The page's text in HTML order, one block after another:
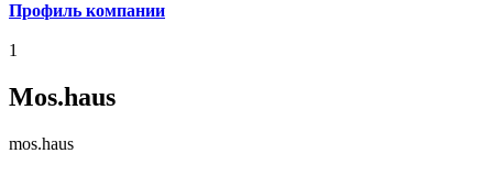
Профиль компании
1
Mos.haus
mos.haus